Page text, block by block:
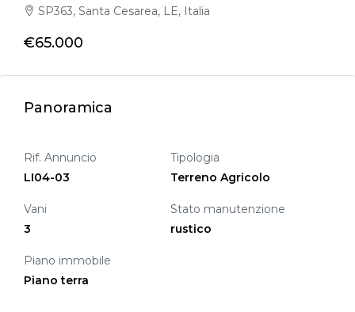
SP363, Santa Cesarea, LE, Italia
€65.000
Panoramica
Rif. Annuncio
LI04-03
Tipologia
Terreno Agricolo
Vani
3
Stato manutenzione
rustico
Piano immobile
Piano terra